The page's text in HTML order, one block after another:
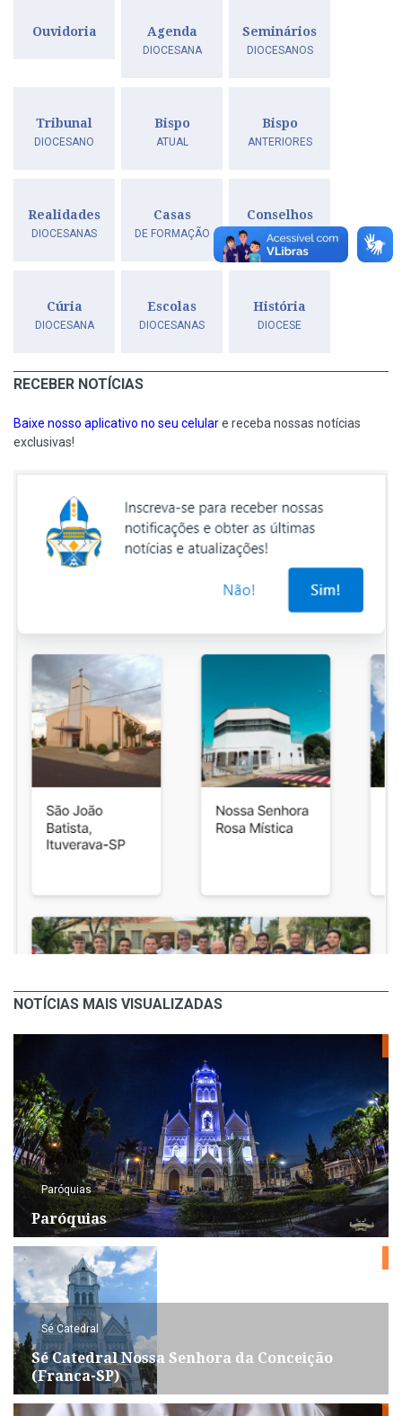
Ouvidoria Agenda
DIOCESANA
Seminários
DIOCESANOS
Tribunal
DIOCESANO
Bispo
ATUAL
Bispo
ANTERIORES
Realidades
DIOCESANAS
Casas
DE FORMAÇÃO
Conselhos
DIOCESANOS
Cúria
DIOCESANA
Escolas
DIOCESANAS
História
DIOCESE
RECEBER NOTÍCIAS
Baixe nosso aplicativo no seu celulare receba nossas notícias
exclusivas!
NOTÍCIAS MAIS VISUALIZADAS
Paróquias
Paróquias
Sé Catedral
Sé Catedral Nossa Senhora da Conceição
(Franca-SP)